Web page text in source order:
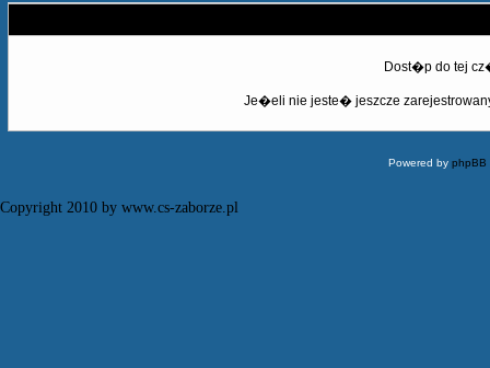
Dost�p do tej
Je�eli nie jeste� jeszcze
Powered byphpBB
Copyright 2010 by www.cs-zaborze.pl